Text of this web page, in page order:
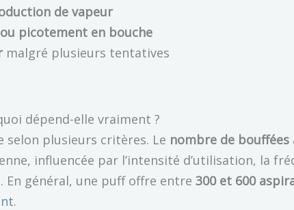
de vapeur
picotement en bouche
malgré plusieurs tentatives
dépend-elle vraiment ?
selon plusieurs critères. Le nombre de bouffées
influencée par l’intensité d’utilisation, la
En général, une puff offre entre300 et 600
.